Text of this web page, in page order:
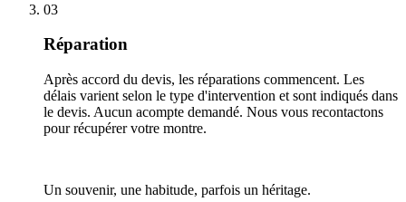
03
Réparation
Après accord du devis, les réparations commencent. Les
délais varient selon le type d'intervention et sont indiqués dans
le devis. Aucun acompte demandé. Nous vous recontactons
pour récupérer votre montre.
Un souvenir, une habitude, parfois un héritage.